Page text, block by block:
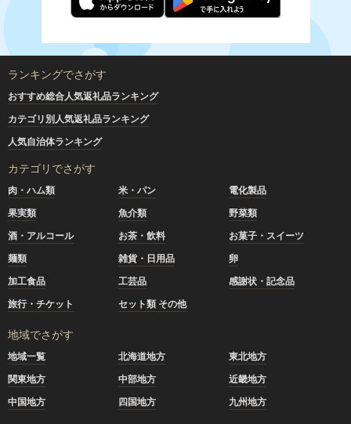
ランキングでさがす
おすすめ総合人気返礼品ランキング
カテゴリ別人気返礼品ランキング
人気自治体ランキング
カテゴリでさがす
肉・ハム類 米・パン
電化製品
果実類
魚介類
野菜類
酒・アルコール
お茶・飲料
お菓子・スイーツ
麺類
雑貨・日用品
卵
加工食品
工芸品
感謝状・記念品
旅行・チケット
セット類 その他
地域でさがす
地域一覧 北海道地方
東北地方
関東地方
中部地方
近畿地方
中国地方
四国地方 九州地方